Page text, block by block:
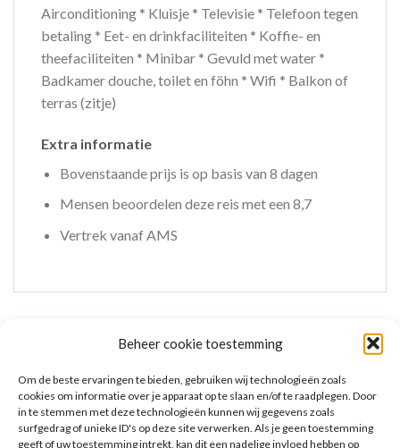
Beheer cookie toestemming
Om de beste ervaringen te bieden, gebruiken wij technologieën zoals
cookies om informatie over je apparaat op te slaan en/of te raadplegen. Door
in te stemmen met deze technologieën kunnen wij gegevens zoals
surfgedrag of unieke ID's op deze site verwerken. Als je geen toestemming
geeft of uw toestemming intrekt, kan dit een nadelige invloed hebben op
Airconditioning * Kluisje * Televisie * Telefoon tegen
betaling * Eet- en drinkfaciliteiten * Koffie- en
theefaciliteiten * Minibar * Gevuld met water *
Badkamer douche, toilet en föhn * Wifi * Balkon of
terras (zitje)
Extra informatie
Bovenstaande prijs is op basis van 8 dagen
Mensen beoordelen deze reis met een 8,7
Vertrek vanaf AMS
GERELATEERDE PRODUCTEN